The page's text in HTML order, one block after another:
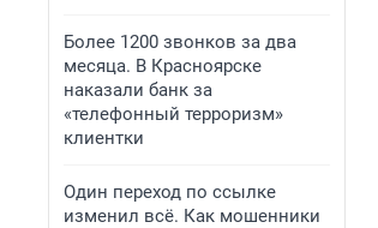
Более 1200 звонков за два
месяца. В Красноярске
наказали банк за
«телефонный терроризм»
клиентки
Один переход по ссылке
изменил всё. Как мошенники